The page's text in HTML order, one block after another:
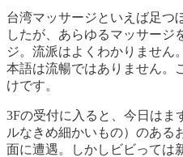
台湾マッサージといえば足つ
したが、あらゆるマッサージ
ジ。流派はよくわかりません
本語は流暢ではありません。
けです。
3Fの受付に入ると、今日はま
ルなきめ細かいもの）のある
面に遭遇。しかしビビっては